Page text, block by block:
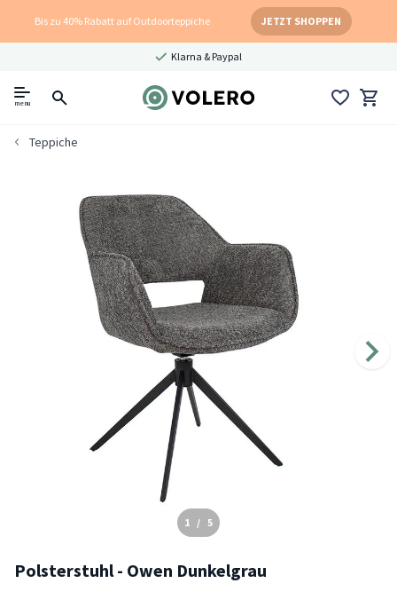
Bis zu 40% Rabatt auf Outdoorteppiche JETZT SHOPPEN
Klarna & Paypal
menu
Teppiche
1 / 5
Polsterstuhl - Owen Dunkelgrau